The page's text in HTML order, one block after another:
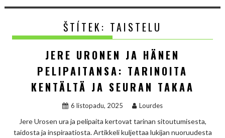
ŠTÍTEK: TAISTELU
JERE URONEN JA HÄNEN
PELIPAITANSA: TARINOITA
KENTÄLTÄ JA SEURAN TAKAA
6 listopadu, 2025 Lourdes
Jere Urosen ura ja pelipaita kertovat tarinan sitoutumisesta,
taidosta ja inspiraatiosta. Artikkeli kuljettaa lukijan nuoruudesta